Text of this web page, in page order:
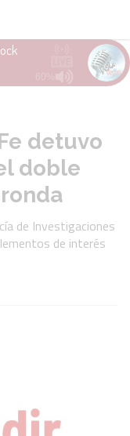
detuvo
doble
de Investigaciones
de interés